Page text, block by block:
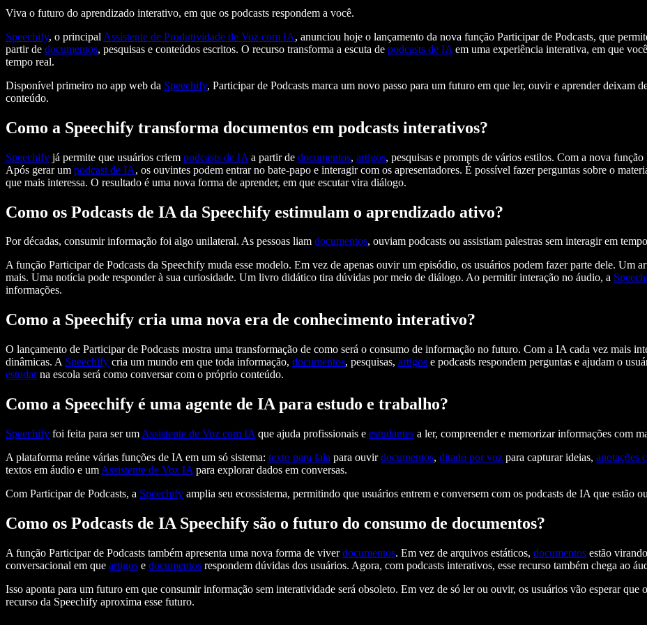
Viva o futuro do aprendizado interativo, em que os podcasts respondem a você.
Speechify, o principal Assistente de Produtividade de Voz com IA, anunciou hoje o lançamento da nova função Participar de Podcasts, que
partir de documentos, pesquisas e conteúdos escritos. O recurso transforma a escuta de podcasts de IA em uma experiência interativa, em que
tempo real.
Disponível primeiro no app web da Speechify, Participar de Podcasts marca um novo passo para um futuro em que ler, ouvir e aprender deixam
conteúdo.
Como a Speechify transforma documentos em podcasts interativos?
Speechify já permite que usuários criem podcasts de IA a partir de documentos, artigos, pesquisas e prompts de vários estilos. Com a nova
Após gerar um podcast de IA, os ouvintes podem entrar no bate-papo e interagir com os apresentadores. É possível fazer perguntas sobre o
que mais interessa. O resultado é uma nova forma de aprender, em que escutar vira diálogo.
Como os Podcasts de IA da Speechify estimulam o aprendizado ativo?
Por décadas, consumir informação foi algo unilateral. As pessoas liam documentos, ouviam podcasts ou assistiam palestras sem interagir em
A função Participar de Podcasts da Speechify muda esse modelo. Em vez de apenas ouvir um episódio, os usuários podem fazer parte dele. Um
mais. Uma notícia pode responder à sua curiosidade. Um livro didático tira dúvidas por meio de diálogo. Ao permitir interação no áudio, a
informações.
Como a Speechify cria uma nova era de conhecimento interativo?
O lançamento de Participar de Podcasts mostra uma transformação de como será o consumo de informação no futuro. Com a IA cada vez mais
dinâmicas. A Speechify cria um mundo em que toda informação, documentos, pesquisas, artigos e podcasts respondem perguntas e ajudam o
estudarna escola será como conversar com o próprio conteúdo.
Como a Speechify é uma agente de IA para estudo e trabalho?
Speechify foi feita para ser um Assistente de Voz com IA que ajuda profissionais e estudantes a ler, compreender e memorizar informações com
A plataforma reúne várias funções de IA em um só sistema: texto para fala para ouvirdocumentos, ditado por voz para capturar ideias, anotações
textos em áudio e um Assistente de Voz IA para explorar dados em conversas.
Com Participar de Podcasts, a Speechify amplia seu ecossistema, permitindo que usuários entrem e conversem com os podcasts de IA que estão
Como os Podcasts de IA Speechify são o futuro do consumo de documentos?
A função Participar de Podcasts também apresenta uma nova forma de viverdocumentos. Em vez de arquivos estáticos, documentos estão
conversacional em que artigos e documentos respondem dúvidas dos usuários. Agora, com podcasts interativos, esse recurso também chega ao
Isso aponta para um futuro em que consumir informação sem interatividade será obsoleto. Em vez de só ler ou ouvir, os usuários vão esperar
recurso da Speechify aproxima esse futuro.